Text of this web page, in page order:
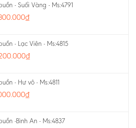
- Suối Vàng - Ms:4791
₫
- Lạc Viên - Ms:4815
₫
- Hư vô - Ms:4811
₫
-Bình An - Ms:4837